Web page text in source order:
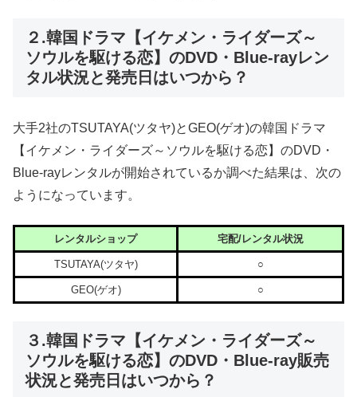
２.韓国ドラマ【イケメン・ライダーズ～
ソウルを駆ける恋】のDVD・Blue-rayレン
タル状況と発売日はいつから？
大手2社のTSUTAYA(ツタヤ)とGEO(ゲオ)の韓国ドラマ
【イケメン・ライダーズ～ソウルを駆ける恋】のDVD・
Blue-rayレンタルが開始されているか調べた結果は、次の
ようになっています。
レンタルショップ 宅配/レンタル状況
TSUTAYA(ツタヤ) ○
GEO(ゲオ) ○
３.韓国ドラマ【イケメン・ライダーズ～
ソウルを駆ける恋】のDVD・Blue-ray販売
状況と発売日はいつから？